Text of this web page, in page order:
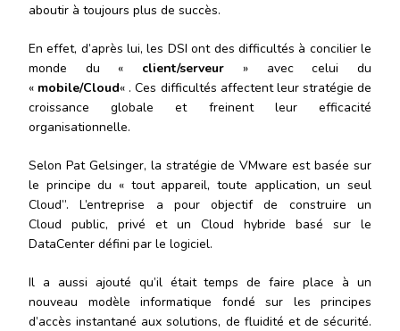
aboutir à toujours plus de succès.
En effet, d’après lui, les DSI ont des difficultés à concilier le
monde du « client/serveur » avec celui du
« mobile/Cloud« . Ces difficultés affectent leur stratégie de
croissance globale et freinent leur efficacité
organisationnelle.
Selon Pat Gelsinger, la stratégie de VMware est basée sur
le principe du « tout appareil, toute application, un seul
Cloud”. L’entreprise a pour objectif de construire un
Cloud public, privé et un Cloud hybride basé sur le
DataCenter défini par le logiciel.
Il a aussi ajouté qu’il était temps de faire place à un
nouveau modèle informatique fondé sur les principes
d’accès instantané aux solutions, de fluidité et de sécurité.